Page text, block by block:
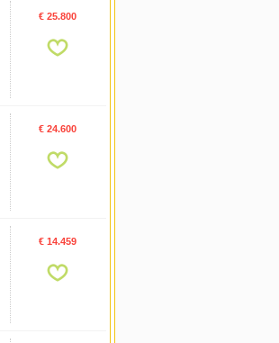
€ 25.800
€ 24.600
€ 14.459